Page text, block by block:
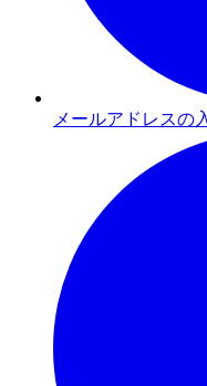
メールアドレスの